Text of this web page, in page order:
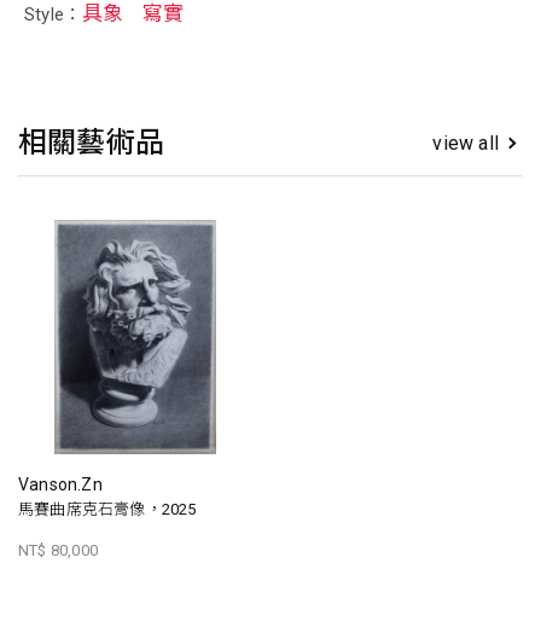
Style： 具象 寫實
相關藝術品 view all
Vanson.Zn
馬賽曲席克石膏像，2025
NT$ 80,000